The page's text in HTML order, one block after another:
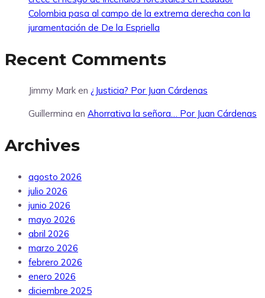
Colombia pasa al campo de la extrema derecha con la
juramentación de De la Espriella
Recent Comments
Jimmy Mark en ¿Justicia? Por Juan Cárdenas
Guillermina en Ahorrativa la señora… Por Juan Cárdenas
Archives
agosto 2026
julio 2026
junio 2026
mayo 2026
abril 2026
marzo 2026
febrero 2026
enero 2026
diciembre 2025